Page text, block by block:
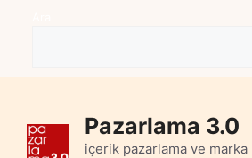
Pazarlama 3.0
içerik pazarlama ve